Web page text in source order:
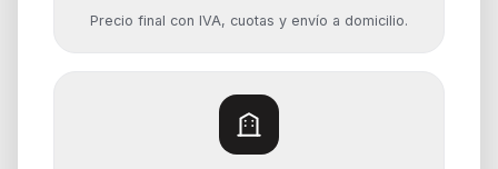
Precio final con IVA, cuotas y envío a domicilio.
Computadoras y PCs
Componentes
Almacenamiento
Monitores y Pantallas